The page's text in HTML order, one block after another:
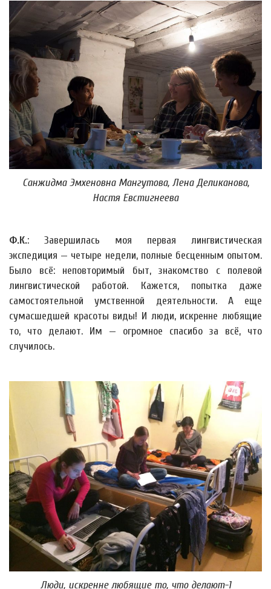
Санжидма Эмхеновна Мангутова, Лена Деликанова,
Настя Евстигнеева
Ф.К.: Завершилась моя первая лингвистическая
экспедиция — четыре недели, полные бесценным опытом.
Было всё: неповторимый быт, знакомство с полевой
лингвистической работой. Кажется, попытка даже
самостоятельной умственной деятельности. А еще
сумасшедшей красоты виды! И люди, искренне любящие
то, что делают. Им — огромное спасибо за всё, что
случилось.
Люди, искренне любящие то, что делают-1